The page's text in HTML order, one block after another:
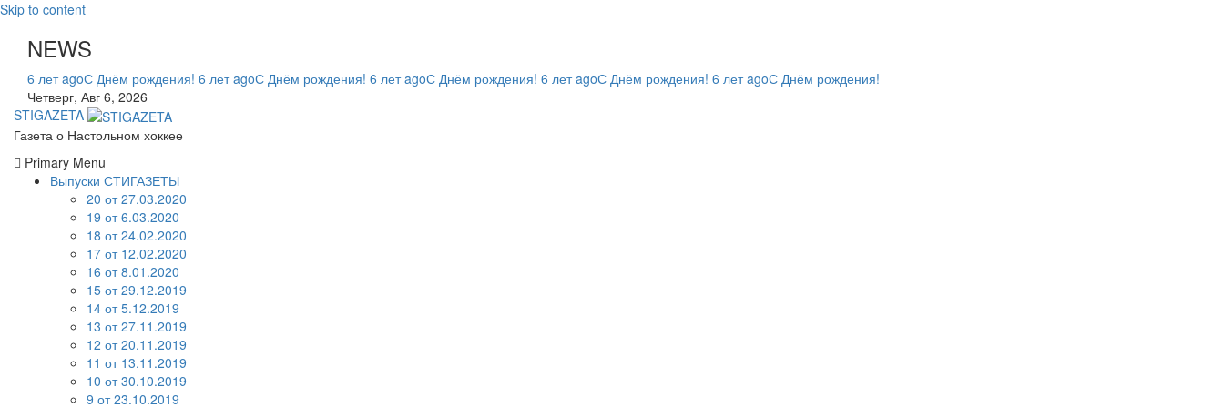
Skip to content
NEWS
6 лет agoС Днём рождения! 6 лет agoС Днём рождения! 6 лет agoС Днём рождения! 6 лет agoС Днём рождения! 6 лет agoС Днём рождения!
Четверг, Авг 6, 2026
STIGAZETA
Газета о Настольном хоккее
Primary Menu
Выпуски СТИГАЗЕТЫ
20 от 27.03.2020
19 от 6.03.2020
18 от 24.02.2020
17 от 12.02.2020
16 от 8.01.2020
15 от 29.12.2019
14 от 5.12.2019
13 от 27.11.2019
12 от 20.11.2019
11 от 13.11.2019
10 от 30.10.2019
9 от 23.10.2019